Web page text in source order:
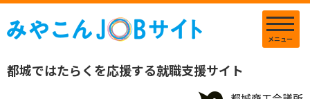
都城ではたらくを応援する就職支援サイト
メニュー